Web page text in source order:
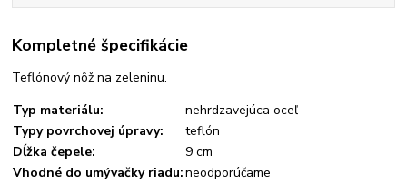
Kompletné špecifikácie
Teflónový nôž na zeleninu.
Typ materiálu:
nehrdzavejúca oceľ
Typy povrchovej úpravy:
teflón
Dĺžka čepele:
9 cm
Vhodné do umývačky riadu:neodporúčame